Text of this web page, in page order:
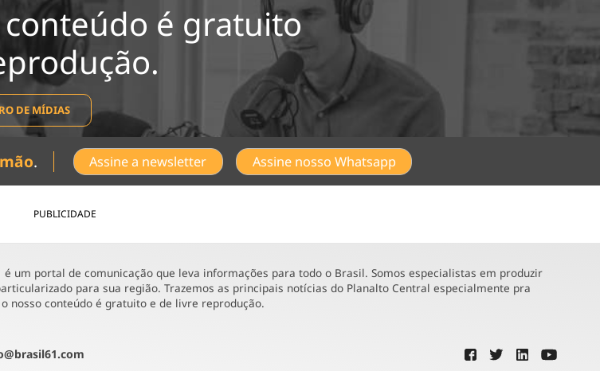
é gratuito
DE MÍDIAS
. Assine a newsletter Assine nosso Whatsapp
PUBLICIDADE
é um portal de comunicação que leva informações para todo o Brasil. Somos especialistas em produzir
para sua região. Trazemos as principais notícias do Planalto Central especialmente pra
o nosso conteúdo é gratuito e de livre reprodução.